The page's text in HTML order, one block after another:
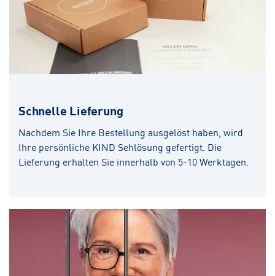
Schnelle Lieferung
Nachdem Sie Ihre Bestellung ausgelöst haben, wird
Ihre persönliche KIND Sehlösung gefertigt. Die
Lieferung erhalten Sie innerhalb von 5-10 Werktagen.